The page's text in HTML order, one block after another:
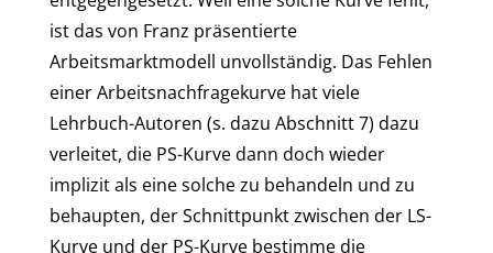
ist das von Franz präsentierte
Arbeitsmarktmodell unvollständig. Das Fehlen
einer Arbeitsnachfragekurve hat viele
Lehrbuch-Autoren (s. dazu Abschnitt 7) dazu
verleitet, die PS-Kurve dann doch wieder
implizit als eine solche zu behandeln und zu
behaupten, der Schnittpunkt zwischen der LS-
Kurve und der PS-Kurve bestimme die